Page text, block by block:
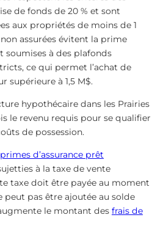
de fonds de 20 % et sont
aux propriétés de moins de 1
assurées évitent la prime
soumises à des plafonds
ce qui permet l’achat de
supérieure à 1,5 M$.
hypothécaire dans les Prairies
le revenu requis pour se qualifier
de possession.
primes d’assurance prêt
à la taxe de vente
taxe doit être payée au moment
peut pas être ajoutée au solde
le montant des frais de